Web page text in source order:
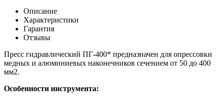
Описание
Характеристики
Гарантия
Отзывы
Пресс гидравлический ПГ-400* предназначен для опрессовки
медных и алюминиевых наконечников сечением от 50 до 400
мм2.
Особенности инструмента: